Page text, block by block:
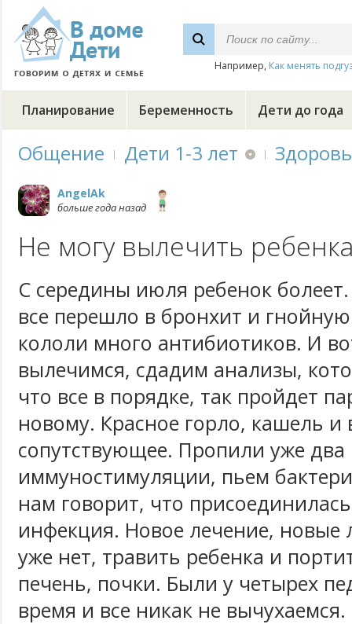
Например, Как менять
Планирование Беременность Дети до года
Общение Дети 1-3 лет
AngelAk
больше года назад
Не могу вылечить
С середины июля ребенок
все перешло в бронхит и
кололи много антибиотиков. И
вылечимся, сдадим анализы,
что все в порядке, так пройдет
новому. Красное горло, кашель и
сопутствующее. Пропили уже два
иммуностимуляции, пьем
нам говорит, что
инфекция. Новое лечение, новые
уже нет, травить ребенка и
печень, почки. Были у четырех
время и все никак не вычухаемся.